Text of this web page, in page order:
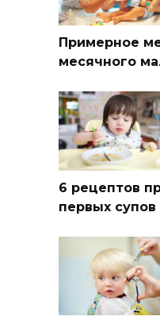
Примерное
месячного
6 рецептов
первых